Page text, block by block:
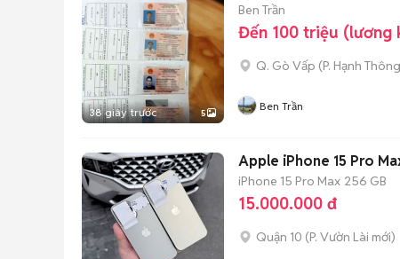
38 giây trước 5
Ben Trần
Đến 100 triệu (lương
Q. Gò Vấp (P. Hạnh Thông
Ben Trần
Apple iPhone 15 Pro
iPhone 15 Pro Max 256 GB
15.000.000 đ
Quận 10 (P. Vườn Lài mới)